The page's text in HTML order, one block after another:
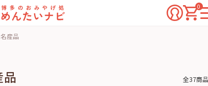
0
名産品
品 全37商品